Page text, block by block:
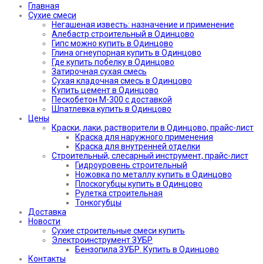
Главная
Сухие смеси
Негашеная известь: назначение и применение
Алебастр строительный в Одинцово
Гипс можно купить в Одинцово
Глина огнеупорная купить в Одинцово
Где купить побелку в Одинцово
Затирочная сухая смесь
Сухая кладочная смесь в Одинцово
Купить цемент в Одинцово
Пескобетон М-300 с доставкой
Шпатлевка купить в Одинцово
Цены
Краски, лаки, растворители в Одинцово, прайс-лист
Краска для наружного применения
Краска для внутренней отделки
Строительный, слесарный инструмент, прайс-лист
Гидроуровень строительный
Ножовка по металлу купить в Одинцово
Плоскогубцы купить в Одинцово
Рулетка строительная
Тонкогубцы
Доставка
Новости
Сухие строительные смеси купить
Электроинструмент ЗУБР
Бензопила ЗУБР. Купить в Одинцово
Контакты